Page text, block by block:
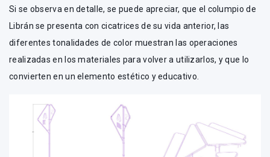
Si se observa en detalle, se puede apreciar, que el columpio de
Librán se presenta con cicatrices de su vida anterior, las
diferentes tonalidades de color muestran las operaciones
realizadas en los materiales para volver a utilizarlos, y que lo
convierten en un elemento estético y educativo.